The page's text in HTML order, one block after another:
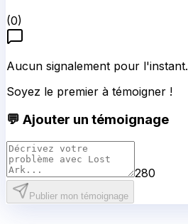
(0)
Aucun signalement pour l'instant.
Soyez le premier à témoigner !
💬 Ajouter un témoignage
280
Publier mon témoignage